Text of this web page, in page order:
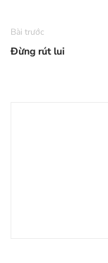
Bài trước
Đừng rút lui